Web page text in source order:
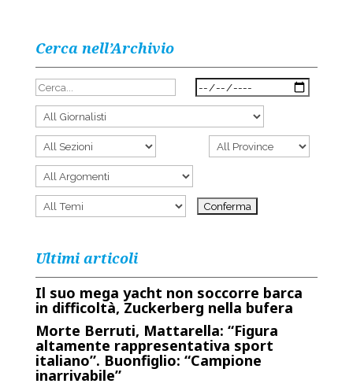
Cerca nell’Archivio
Ultimi articoli
Il suo mega yacht non soccorre barca
in difficoltà, Zuckerberg nella bufera
Morte Berruti, Mattarella: “Figura
altamente rappresentativa sport
italiano”. Buonfiglio: “Campione
inarrivabile”